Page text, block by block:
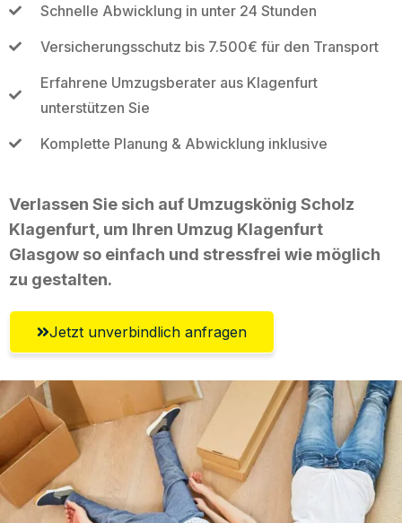
Schnelle Abwicklung in unter 24 Stunden
Versicherungsschutz bis 7.500€ für den Transport
Erfahrene Umzugsberater aus Klagenfurt
unterstützen Sie
Komplette Planung & Abwicklung inklusive
Verlassen Sie sich auf Umzugskönig Scholz
Klagenfurt, um Ihren Umzug Klagenfurt
Glasgow so einfach und stressfrei wie möglich
zu gestalten.
Jetzt unverbindlich anfragen